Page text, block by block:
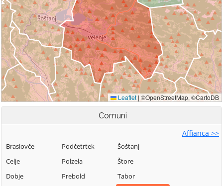
Comuni
Affianca >>
Braslovče
Celje
Dobje
Podčetrtek
Polzela
Prebold
Šoštanj
Štore
Tabor